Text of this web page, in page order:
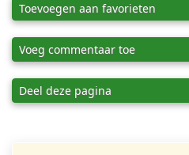
Toevoegen aan favorieten
Voeg commentaar toe
Deel deze pagina